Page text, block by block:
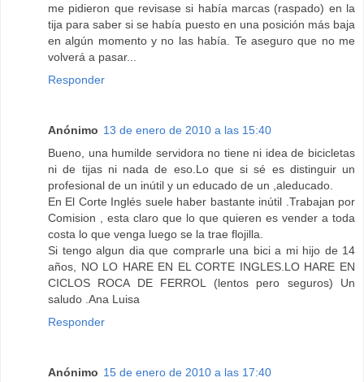
me pidieron que revisase si había marcas (raspado) en la
tija para saber si se había puesto en una posición más baja
en algún momento y no las había. Te aseguro que no me
volverá a pasar...
Responder
Anónimo 13 de enero de 2010 a las 15:40
Bueno, una humilde servidora no tiene ni idea de bicicletas
ni de tijas ni nada de eso.Lo que si sé es distinguir un
profesional de un inútil y un educado de un ,aleducado.
En El Corte Inglés suele haber bastante inútil .Trabajan por
Comision , esta claro que lo que quieren es vender a toda
costa lo que venga luego se la trae flojilla.
Si tengo algun dia que comprarle una bici a mi hijo de 14
años, NO LO HARE EN EL CORTE INGLES.LO HARE EN
CICLOS ROCA DE FERROL (lentos pero seguros) Un
saludo .Ana Luisa
Responder
Anónimo 15 de enero de 2010 a las 17:40